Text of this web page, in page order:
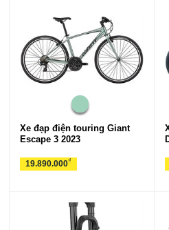
Xe đạp điện touring Giant
Escape 3 2023
19.890.000₫